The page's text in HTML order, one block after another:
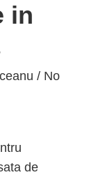
in
/ No
de